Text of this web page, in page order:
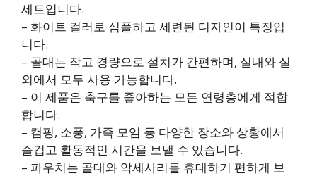
세트입니다.
– 화이트 컬러로 심플하고 세련된 디자인이 특징입
니다.
– 골대는 작고 경량으로 설치가 간편하며, 실내와 실
외에서 모두 사용 가능합니다.
– 이 제품은 축구를 좋아하는 모든 연령층에게 적합
합니다.
– 캠핑, 소풍, 가족 모임 등 다양한 장소와 상황에서
즐겁고 활동적인 시간을 보낼 수 있습니다.
– 파우치는 골대와 악세사리를 휴대하기 편하게 보